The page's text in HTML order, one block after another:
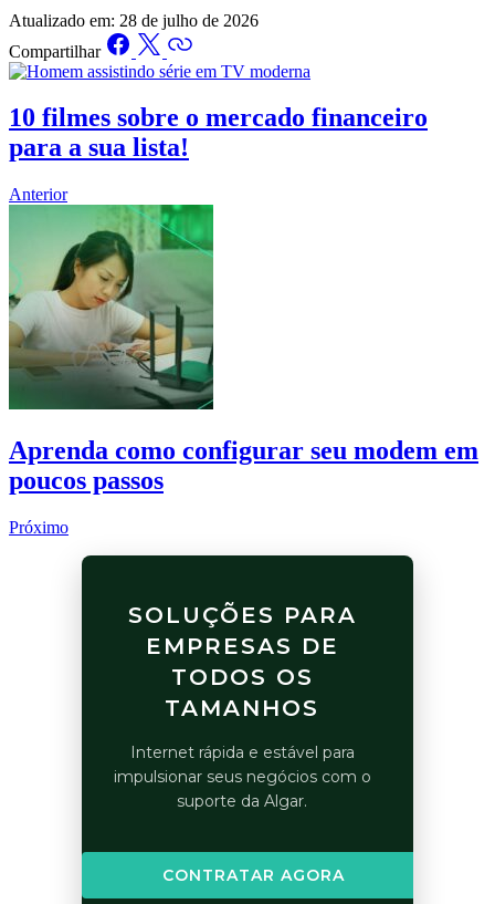
Atualizado em: 28 de julho de 2026
Compartilhar
10 filmes sobre o mercado financeiro
para a sua lista!
Anterior
Aprenda como configurar seu modem em
poucos passos
Próximo
SOLUÇÕES PARA
EMPRESAS DE
TODOS OS
TAMANHOS
Internet rápida e estável para
impulsionar seus negócios com o
suporte da Algar.
CONTRATAR AGORA